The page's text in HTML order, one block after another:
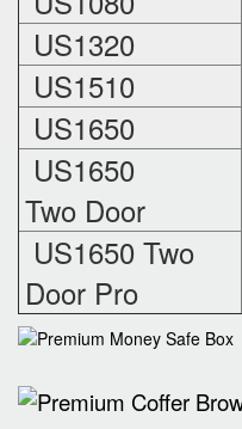
US1320
US1510
US1650
US1650
Two Door
US1650 Two
Door Pro